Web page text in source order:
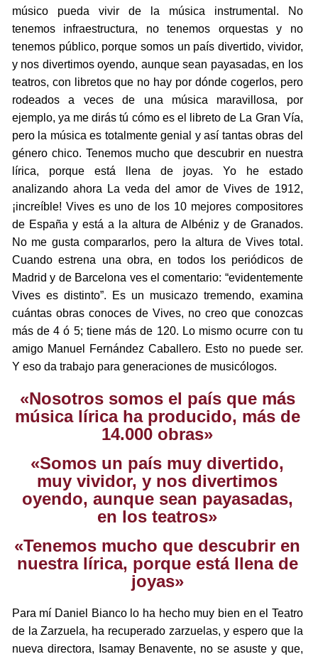
músico pueda vivir de la música instrumental. No
tenemos infraestructura, no tenemos orquestas y no
tenemos público, porque somos un país divertido, vividor,
y nos divertimos oyendo, aunque sean payasadas, en los
teatros, con libretos que no hay por dónde cogerlos, pero
rodeados a veces de una música maravillosa, por
ejemplo, ya me dirás tú cómo es el libreto de La Gran Vía,
pero la música es totalmente genial y así tantas obras del
género chico. Tenemos mucho que descubrir en nuestra
lírica, porque está llena de joyas. Yo he estado
analizando ahora La veda del amor de Vives de 1912,
¡increíble! Vives es uno de los 10 mejores compositores
de España y está a la altura de Albéniz y de Granados.
No me gusta compararlos, pero la altura de Vives total.
Cuando estrena una obra, en todos los periódicos de
Madrid y de Barcelona ves el comentario: “evidentemente
Vives es distinto”. Es un musicazo tremendo, examina
cuántas obras conoces de Vives, no creo que conozcas
más de 4 ó 5; tiene más de 120. Lo mismo ocurre con tu
amigo Manuel Fernández Caballero. Esto no puede ser.
Y eso da trabajo para generaciones de musicólogos.
«Nosotros somos el país que más
música lírica ha producido, más de
14.000 obras»
«Somos un país muy divertido,
muy vividor, y nos divertimos
oyendo, aunque sean payasadas,
en los teatros»
«Tenemos mucho que descubrir en
nuestra lírica, porque está llena de
joyas»
Para mí Daniel Bianco lo ha hecho muy bien en el Teatro
de la Zarzuela, ha recuperado zarzuelas, y espero que la
nueva directora, Isamay Benavente, no se asuste y que,